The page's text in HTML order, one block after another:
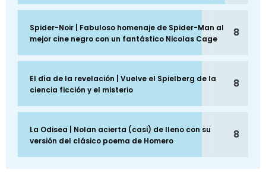
Spider-Noir | Fabuloso homenaje de Spider-Man al
mejor cine negro con un fantástico Nicolas Cage
8
El día de la revelación | Vuelve el Spielberg de la
ciencia ficción y el misterio
8
La Odisea | Nolan acierta (casi) de lleno con su
versión del clásico poema de Homero
8